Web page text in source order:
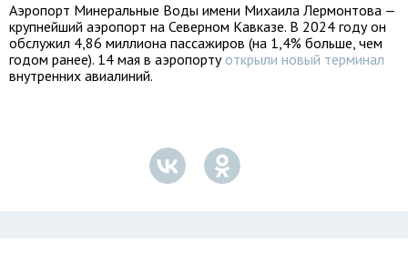
Аэропорт Минеральные Воды имени Михаила Лермонтова —
крупнейший аэропорт на Северном Кавказе. В 2024 году он
обслужил 4,86 миллиона пассажиров (на 1,4% больше, чем
годом ранее). 14 мая в аэропорту открыли новый терминал
внутренних авиалиний.